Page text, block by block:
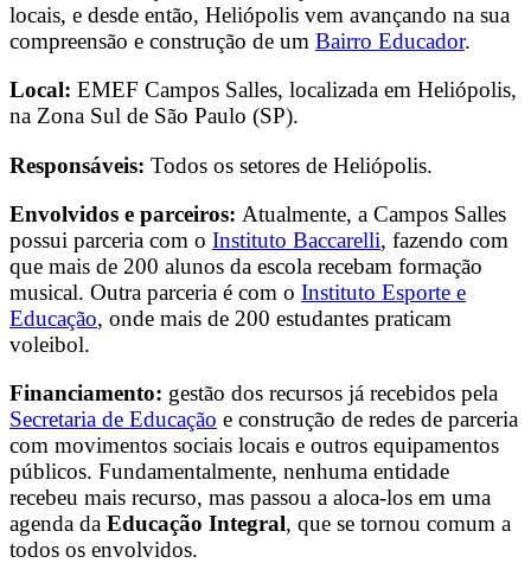
locais, e desde então, Heliópolis vem avançando na sua
compreensão e construção de um Bairro Educador.
Local: EMEF Campos Salles, localizada em Heliópolis,
na Zona Sul de São Paulo (SP).
Responsáveis: Todos os setores de Heliópolis.
Envolvidos e parceiros: Atualmente, a Campos Salles
possui parceria com o Instituto Baccarelli, fazendo com
que mais de 200 alunos da escola recebam formação
musical. Outra parceria é com o Instituto Esporte e
Educação, onde mais de 200 estudantes praticam
voleibol.
Financiamento: gestão dos recursos já recebidos pela
Secretaria de Educação e construção de redes de parceria
com movimentos sociais locais e outros equipamentos
públicos. Fundamentalmente, nenhuma entidade
recebeu mais recurso, mas passou a aloca-los em uma
agenda da Educação Integral, que se tornou comum a
todos os envolvidos.